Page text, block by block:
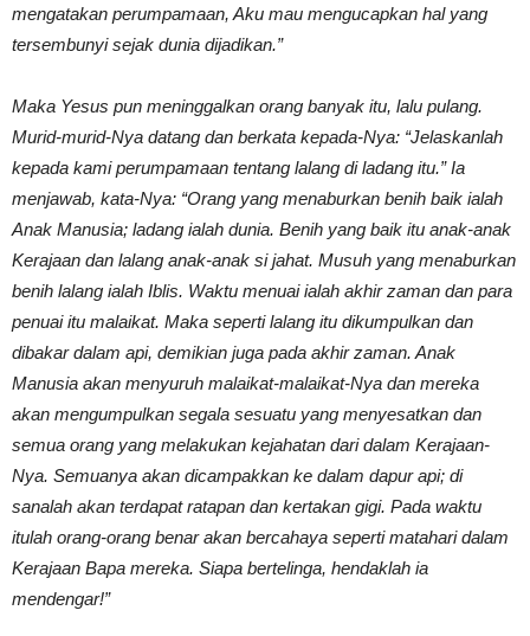
mengatakan perumpamaan, Aku mau mengucapkan hal yang
tersembunyi sejak dunia dijadikan.”
Maka Yesus pun meninggalkan orang banyak itu, lalu pulang.
Murid-murid-Nya datang dan berkata kepada-Nya: “Jelaskanlah
kepada kami perumpamaan tentang lalang di ladang itu.” Ia
menjawab, kata-Nya: “Orang yang menaburkan benih baik ialah
Anak Manusia; ladang ialah dunia. Benih yang baik itu anak-anak
Kerajaan dan lalang anak-anak si jahat. Musuh yang menaburkan
benih lalang ialah Iblis. Waktu menuai ialah akhir zaman dan para
penuai itu malaikat. Maka seperti lalang itu dikumpulkan dan
dibakar dalam api, demikian juga pada akhir zaman. Anak
Manusia akan menyuruh malaikat-malaikat-Nya dan mereka
akan mengumpulkan segala sesuatu yang menyesatkan dan
semua orang yang melakukan kejahatan dari dalam Kerajaan-
Nya. Semuanya akan dicampakkan ke dalam dapur api; di
sanalah akan terdapat ratapan dan kertakan gigi. Pada waktu
itulah orang-orang benar akan bercahaya seperti matahari dalam
Kerajaan Bapa mereka. Siapa bertelinga, hendaklah ia
mendengar!”